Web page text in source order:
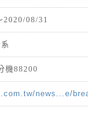
2020/08/31
機88200
news...e/